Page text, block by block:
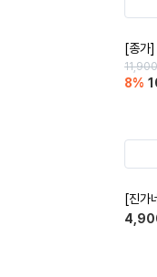
[종가
11,900
8%
[진가